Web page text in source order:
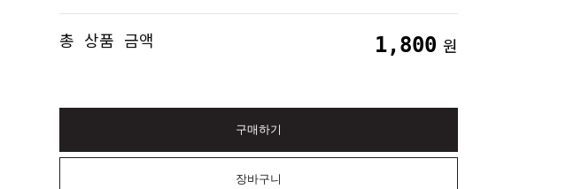
총 상품 금액 1,800 원
구매하기
장바구니